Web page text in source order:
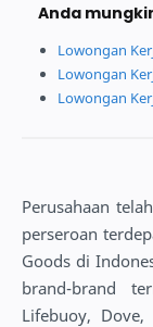
Anda
Lowongan
Lowongan
Lowongan
Perusahaan
perseroan
Goods di
brand-brand
Lifebuoy, Dove,